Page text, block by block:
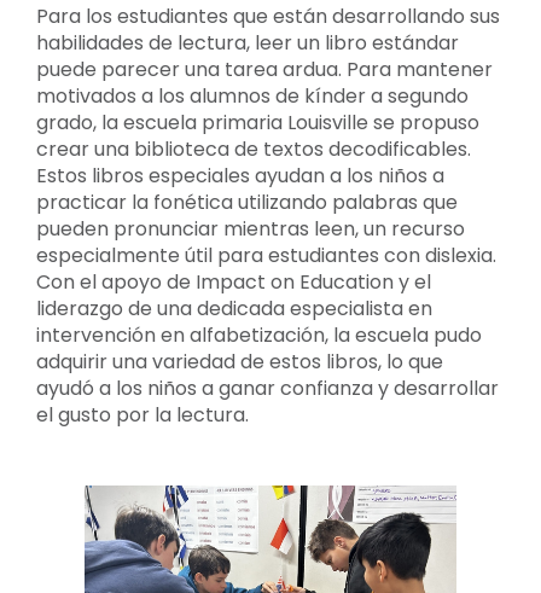
Para los estudiantes que están desarrollando sus
habilidades de lectura, leer un libro estándar
puede parecer una tarea ardua. Para mantener
motivados a los alumnos de kínder a segundo
grado, la escuela primaria Louisville se propuso
crear una biblioteca de textos decodificables.
Estos libros especiales ayudan a los niños a
practicar la fonética utilizando palabras que
pueden pronunciar mientras leen, un recurso
especialmente útil para estudiantes con dislexia.
Con el apoyo de Impact on Education y el
liderazgo de una dedicada especialista en
intervención en alfabetización, la escuela pudo
adquirir una variedad de estos libros, lo que
ayudó a los niños a ganar confianza y desarrollar
el gusto por la lectura.